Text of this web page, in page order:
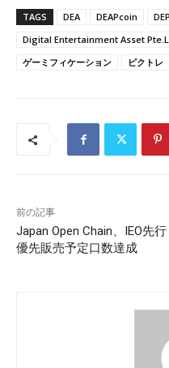
TAGS DEA DEAPcoin
DEP
Digital Entertainment Asset
ゲーミフィケーション
ピクトレ
前の記事
Japan Open Chain、IEO先行
優先販売予定口数達成